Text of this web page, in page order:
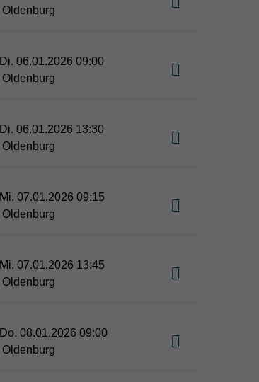
Oldenburg
Di. 06.01.2026 09:00
Oldenburg
Di. 06.01.2026 13:30
Oldenburg
Mi. 07.01.2026 09:15
Oldenburg
Mi. 07.01.2026 13:45
Oldenburg
Do. 08.01.2026 09:00
Oldenburg